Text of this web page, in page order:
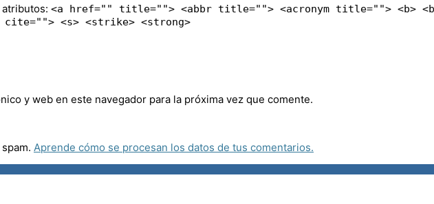
<a href="" title=""> <abbr title=""> <acronym title=""> <b>
cite=""> <s> <strike> <strong>
y web en este navegador para la próxima vez que comente.
Aprende cómo se procesan los datos de tus comentarios.